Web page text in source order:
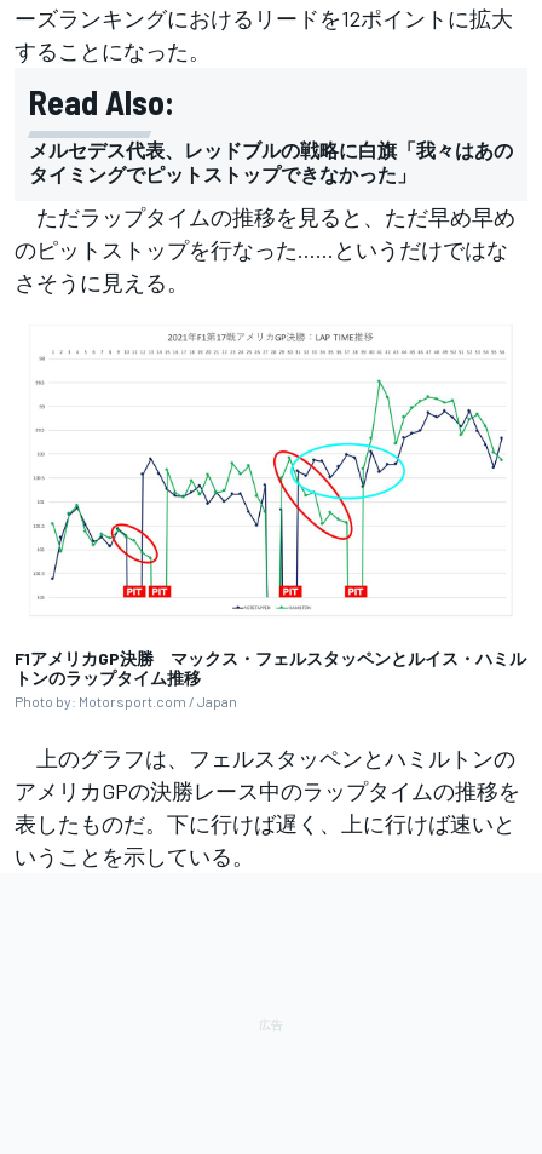
ーズランキングにおけるリードを12ポイントに拡大
することになった。
Read Also:
メルセデス代表、レッドブルの戦略に白旗「我々はあの
タイミングでピットストップできなかった」
ただラップタイムの推移を見ると、ただ早め早め
のピットストップを行なった……というだけではな
さそうに見える。
F1アメリカGP決勝 マックス・フェルスタッペンとルイス・ハミル
トンのラップタイム推移
Photo by: Motorsport.com / Japan
上のグラフは、フェルスタッペンとハミルトンの
アメリカGPの決勝レース中のラップタイムの推移を
表したものだ。下に行けば遅く、上に行けば速いと
いうことを示している。